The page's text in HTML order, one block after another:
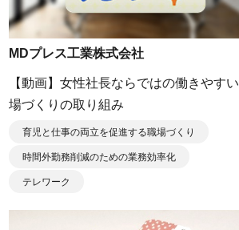
MDプレス工業株式会社
【動画】女性社長ならではの働きやす
場づくりの取り組み
育児と仕事の両立を促進する職場づくり
時間外勤務削減のための業務効率化
テレワーク